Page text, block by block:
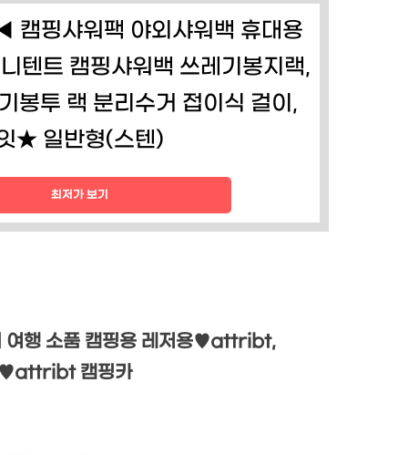
핑샤워팩 야외샤워백 휴대용
텐트 캠핑샤워백 쓰레기봉지랙,
봉투 랙 분리수거 접이식 걸이,
★ 일반형(스텐)
최저가 보기
여행 소품 캠핑용 레저용♥attribt,
캠핑카